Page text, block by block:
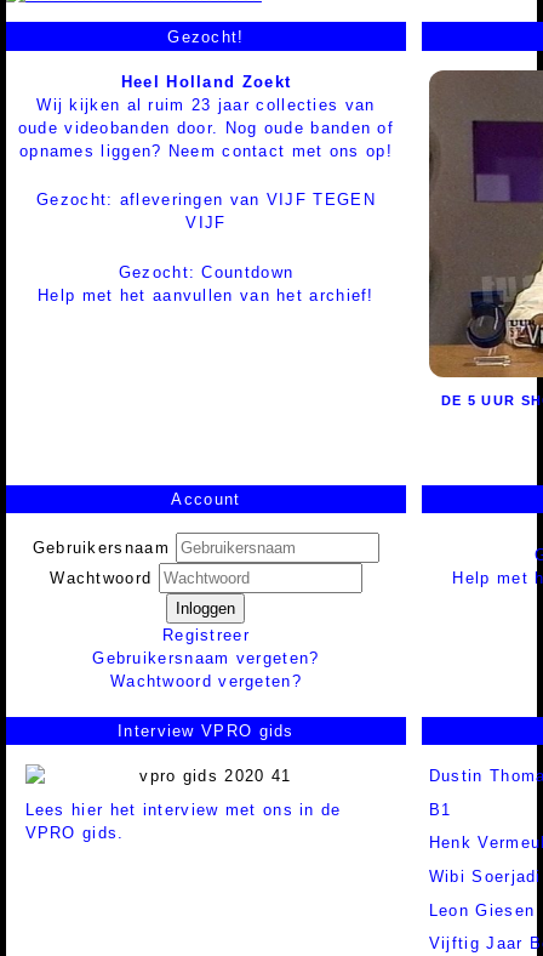
Gezocht!
Heel Holland Zoekt
Wij kijken al ruim 23 jaar collecties van
oude videobanden door. Nog oude banden of
opnames liggen? Neem contact met ons op!
Gezocht: afleveringen van VIJF TEGEN
VIJF
Gezocht: Countdown
Help met het aanvullen van het archief!
DE 5 UUR
Account
Gebruikersnaam
Wachtwoord
Inloggen
Registreer
Gebruikersnaam vergeten?
Wachtwoord vergeten?
Help met
Interview VPRO gids
Lees hier het interview met ons in de
VPRO gids.
Dustin
B1
Henk
Wibi Soerjadi
Leon Giesen
Vijftig Jaar